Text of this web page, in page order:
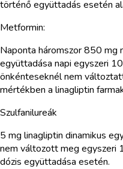
történő együttadás esetén
Metformin:
Naponta háromszor 850 mg
együttadása napi egyszeri
önkénteseknél nem
mértékben a linagliptin
Szulfanilureák
5 mg linagliptin dinamikus
nem változott meg egyszeri
dózis együttadása esetén.